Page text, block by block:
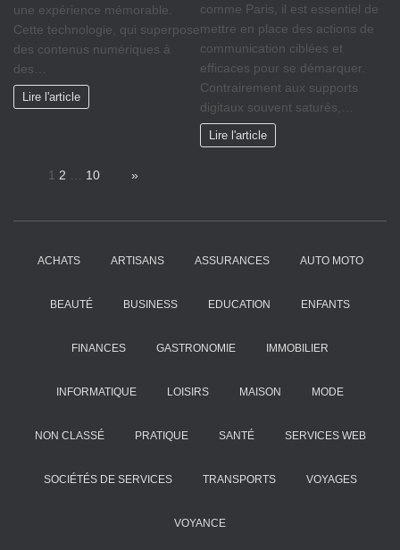
une expérience mémorable.
Cette technologie, qui superpose
des contenus numériques à
des…
Lire l'article
comme Paris, il est essentiel de
mettre en place des actions de
communication ciblées et
efficaces pour se démarquer.
Contrairement aux supports
digitaux souvent saturés,…
Lire l'article
1 2 … 10 »
ACHATS ARTISANS ASSURANCES AUTO MOTO
BEAUTÉ BUSINESS EDUCATION ENFANTS
FINANCES GASTRONOMIE IMMOBILIER
INFORMATIQUE LOISIRS MAISON MODE
NON CLASSÉ PRATIQUE SANTÉ SERVICES WEB
SOCIÉTÉS DE SERVICES TRANSPORTS VOYAGES
VOYANCE